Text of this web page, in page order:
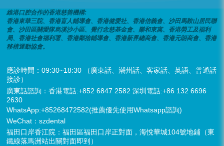
維港口腔合作的香港慈善機構:
香港東華三院、香港盲人輔導會、香港健愛社、香港信義會、沙田馬鞍山居民聯
會、沙田區關愛隊烏溪沙小區、覺行念慈基金會、樂和東寓、香港勞工及福利
局、香港社會福利署、香港鄰捨輔導會、香港新界總商會、香港元朗商會、香港
移植運動協會。
應診時間：09:30~18:30 （廣東話、潮州話、客家話、英語、普通話
接診）
廣東話諮詢：香港電話:+852 6847 2582 深圳電話:+86 132 6696
2630
WhatsApp:+85268472582(推薦優先使用Whatsapp諮詢)
WeChat：szdental
福田口岸香江院：福田區福田口岸正對面，海悅華城104號地鋪（東
鐵線落馬洲站出關對面即到）